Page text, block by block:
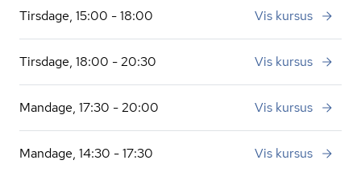
Tirsdage, 15:00 - 18:00 Vis kursus
Tirsdage, 18:00 - 20:30 Vis kursus
Mandage, 17:30 - 20:00 Vis kursus
Mandage, 14:30 - 17:30 Vis kursus